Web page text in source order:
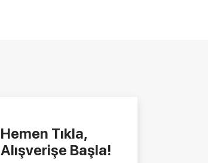
Hemen Tıkla,
Alışverişe Başla!